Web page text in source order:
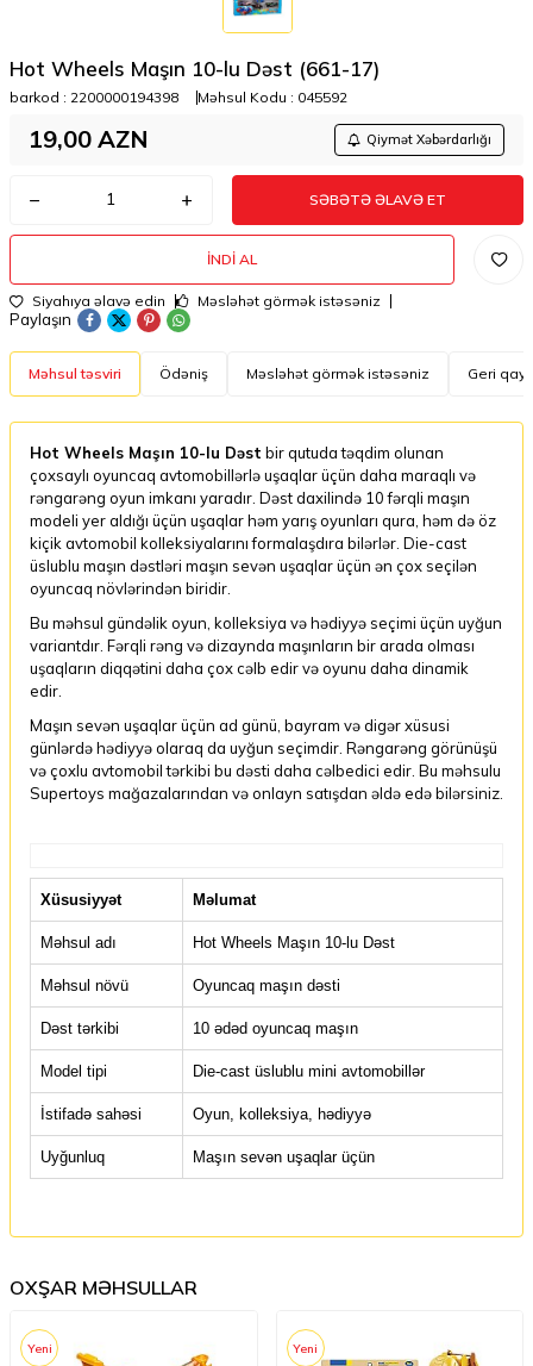
Hot Wheels Maşın 10-lu Dəst (661-17)
barkod : 2200000194398 Məhsul Kodu : 045592
19,00 AZN Qiymət Xəbərdarlığı
SƏBƏTƏ ƏLAVƏ ET
İNDI AL
Siyahıya əlavə edin Məsləhət görmək istəsəniz
Paylaşın
Məhsul təsviri Ödəniş Məsləhət görmək istəsəniz Geri
Hot Wheels Maşın 10-lu Dəst bir qutuda təqdim olunan
çoxsaylı oyuncaq avtomobillərlə uşaqlar üçün daha maraqlı və
rəngarəng oyun imkanı yaradır. Dəst daxilində 10 fərqli maşın
modeli yer aldığı üçün uşaqlar həm yarış oyunları qura, həm də öz
kiçik avtomobil kolleksiyalarını formalaşdıra bilərlər. Die-cast
üslublu maşın dəstləri maşın sevən uşaqlar üçün ən çox seçilən
oyuncaq növlərindən biridir.
Bu məhsul gündəlik oyun, kolleksiya və hədiyyə seçimi üçün uyğun
variantdır. Fərqli rəng və dizaynda maşınların bir arada olması
uşaqların diqqətini daha çox cəlb edir və oyunu daha dinamik
edir.
Maşın sevən uşaqlar üçün ad günü, bayram və digər xüsusi
günlərdə hədiyyə olaraq da uyğun seçimdir. Rəngarəng görünüşü
və çoxlu avtomobil tərkibi bu dəsti daha cəlbedici edir. Bu məhsulu
Supertoys mağazalarından və onlayn satışdan əldə edə bilərsiniz.
Xüsusiyyət Məlumat
Məhsul adı Hot Wheels Maşın 10-lu Dəst
Məhsul növü Oyuncaq maşın dəsti
Dəst tərkibi 10 ədəd oyuncaq maşın
Model tipi Die-cast üslublu mini avtomobillər
İstifadə sahəsi Oyun, kolleksiya, hədiyyə
Uyğunluq Maşın sevən uşaqlar üçün
OXŞAR MƏHSULLAR
Yeni Yeni